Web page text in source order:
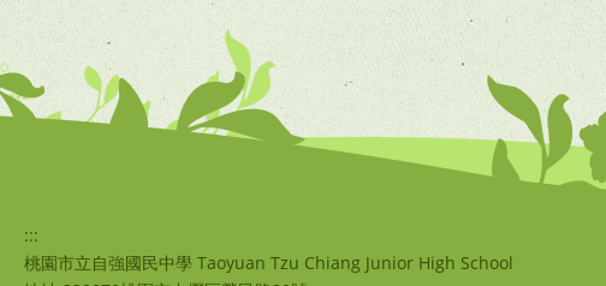
:::
桃園市立自強國民中學 Taoyuan Tzu Chiang Junior High School